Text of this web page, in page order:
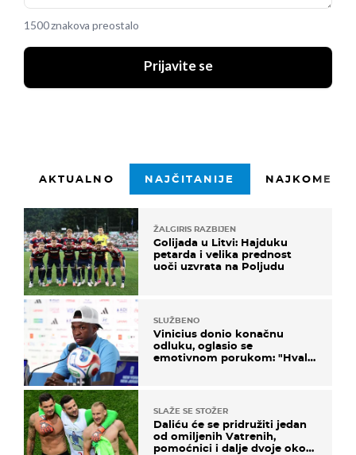
1500 znakova preostalo
Prijavite se
AKTUALNO NAJČITANIJE
ŽALGIRIS RAZBIJEN
Golijada u Litvi: Hajduku
petarda i velika prednost
uoči uzvrata na Poljudu
SLUŽBENO
Vinicius donio konačnu
odluku, oglasio se
emotivnom porukom: "Hvala
SLAŽE SE STOŽER
Daliću će se pridružiti jedan
od omiljenih Vatrenih,
pomoćnici i dalje dvoje oko